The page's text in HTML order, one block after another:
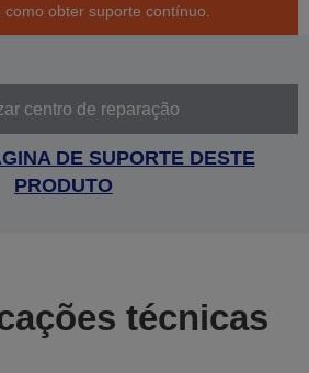
obter suporte contínuo.
centro de reparação
DE SUPORTE DESTE
PRODUTO
técnicas